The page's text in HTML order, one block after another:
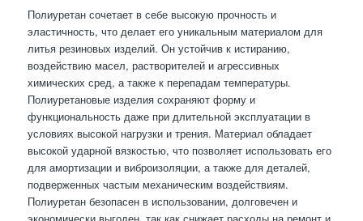
Полиуретан сочетает в себе высокую прочность и
эластичность, что делает его уникальным материалом для
литья резиновых изделий. Он устойчив к истиранию,
воздействию масел, растворителей и агрессивных
химических сред, а также к перепадам температуры.
Полиуретановые изделия сохраняют форму и
функциональность даже при длительной эксплуатации в
условиях высокой нагрузки и трения. Материал обладает
высокой ударной вязкостью, что позволяет использовать его
для амортизации и виброизоляции, а также для деталей,
подверженных частым механическим воздействиям.
Полиуретан безопасен в использовании, долговечен и